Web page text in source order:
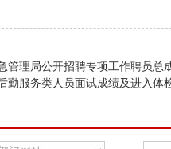
管理局公开招聘专项工作聘员总
勤服务类人员面试成绩及进入体